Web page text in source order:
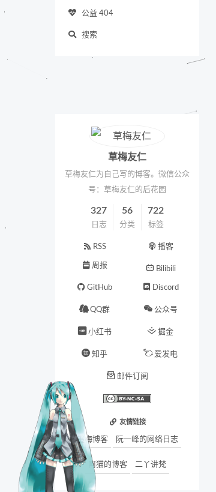
公益 404
搜索
草梅友仁
草梅友仁为自己写的博客。微信公众
号：草梅友仁的后花园
327
日志
56
分类
722
标签
RSS 播客
周报 Bilibili
GitHub Discord
QQ群 公众号
小红书 掘金
知乎 爱发电
邮件订阅
友情链接
墨梅博客 阮一峰的网络日志
阿猫的博客 二丫讲梵